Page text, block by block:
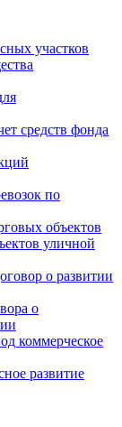
участков
средств фонда
по
объектов
уличной
о развитии
о
коммерческое
развитие